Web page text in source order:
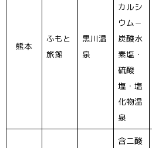
熊本
ふもと
旅館
黒川温
泉
カルシ
ウム－
炭酸水
素塩・
硫酸
塩・塩
化物温
泉
含二酸